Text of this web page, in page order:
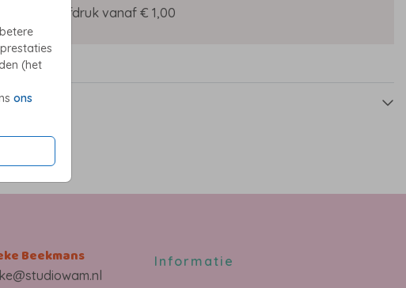
(het
ons
Proefdruk vanaf € 1,00
Prijzen
Beekmans Informatie